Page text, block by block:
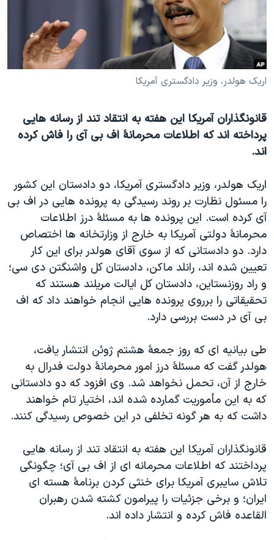
فرهنگ و زندگی
حقوق شهروندی
اقتصادی
علم و فناوری
گالری عکس
مستندها
انتخابات ریاست جمهوری آمریکا ۲۰۲۴
حمله جمهوری اسلامی به اسرائیل
رمز مهسا
اعتراضات زن، زندگی، آزادی
دادگاه حمید نوری
چهل سال گروگان‌گیری
قانون شفافیت دارائی کادر رهبری ایران
اعتراضات مردمی آبان ۹۸
اسرائیل در جنگ
نرگس محمدی برنده جایزه نوبل صلح
همایش محافظه‌کاران آمریکا «سی‌پک»
سفر پرزیدنت ترامپ به چین
اریک هولدر، وزیر دادگستری آمریکا
قانونگذاران آمریکا این هفته به انتقاد تند از رسانه هایی
پرداخته اند که اطلاعات محرمانۀ اف بی آی را فاش کرده
اند.
اریک هولدر، وزیر دادگستری آمریکا، دو دادستان این کشور
را مسئول نظارت بر روند رسیدگی به پرونده هایی در اف بی
آی کرده است. این پرونده ها به مسئلۀ درز اطلاعات
محرمانۀ دولتی آمریکا به خارج از وزارتخانه ها اختصاص
دارد. دو دادستانی که از سوی آقای هولدر برای این کار
تعیین شده اند، رانلد ماکن، دادستان کل واشنگتن دی سی؛
و راد روزنستاین، دادستان کل ایالت مریلند هستند که
تحقیقاتی را برروی پرونده هایی انجام خواهند داد که اف
بی آی در دست بررسی دارد.
طی بیانیه ای که روز جمعۀ هشتم ژوئن انتشار یافت،
هولدر گفت که مسئلۀ درز امور محرمانۀ دولت فدرال به
خارج از آن، تحمل نخواهد شد. وی افزود که دو دادستانی
که به این مأموریت گمارده شده اند، اختیار تام خواهند
داشت که به هر گونه تخلفی در این خصوص رسیدگی کنند.
قانونگذاران آمریکا این هفته به انتقاد تند از رسانه هایی
پرداختند که اطلاعات محرمانه ای از اف بی آی؛ چگونگی
تلاش سایبری آمریکا برای خنثی کردن برنامۀ هسته ای
ایران؛ و برخی جزئیات را پیرامون کشته شدن رهبران
القاعده فاش کرده و انتشار داده اند.